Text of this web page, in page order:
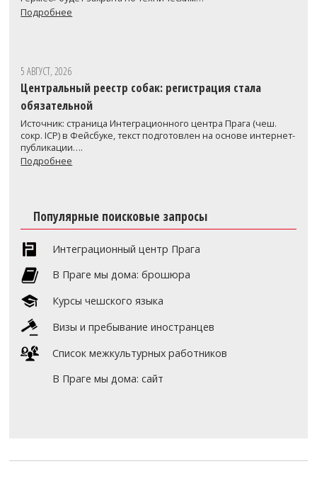
Подробнее
5 АВГУСТ, 2026
Центральный реестр собак: регистрация стала
обязательной
Источник: страница Интеграционного центра Прага (чеш.
сокр. ICP) в Фейсбуке, текст подготовлен на основе интернет-
публикации….
Подробнее
Популярные поисковые запросы
Интеграционный центр Прага
В Праге мы дома: брошюра
Курсы чешского языка
Визы и пребывание иностранцев
Список межкультурных работников
В Праге мы дома: сайт